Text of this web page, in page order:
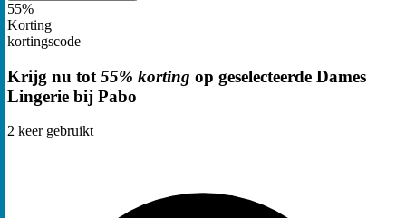
55%
Korting
kortingscode
Krijg nu tot 55% korting op geselecteerde Dames
Lingerie bij Pabo
2 keer gebruikt